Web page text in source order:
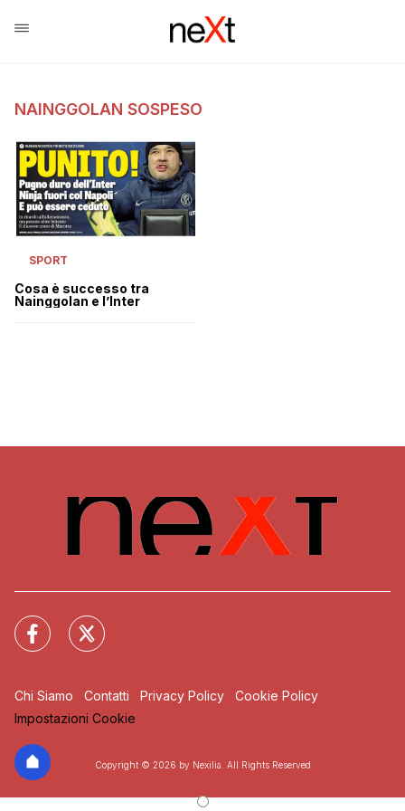
NAINGGOLAN SOSPESO
SPORT
Cosa è successo tra
Nainggolan e l’Inter
Chi Siamo Contatti Privacy Policy
Cookie Policy
Impostazioni Cookie
Copyright © 2026 by Nexilia. All Rights Reserved